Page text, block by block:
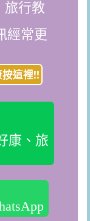
旅行教
經常更
這裡!!
康、旅